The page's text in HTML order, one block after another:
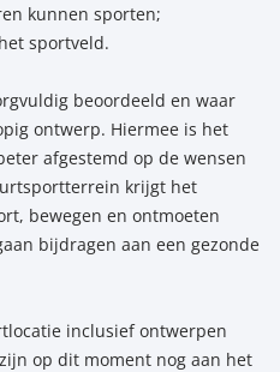
kunnen sporten;
sportveld.
beoordeeld en waar
ontwerp. Hiermee is het
afgestemd op de wensen
krijgt het
bewegen en ontmoeten
bijdragen aan een gezonde
inclusief ontwerpen
op dit moment nog aan het